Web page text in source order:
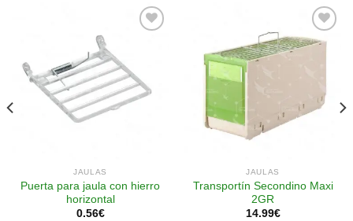
Añadir
a la
lista de
deseos
JAULAS
Puerta para jaula con hierro
horizontal
0.56€
lista de
deseos
JAULAS
Transportín Secondino Maxi
2GR
14.99€